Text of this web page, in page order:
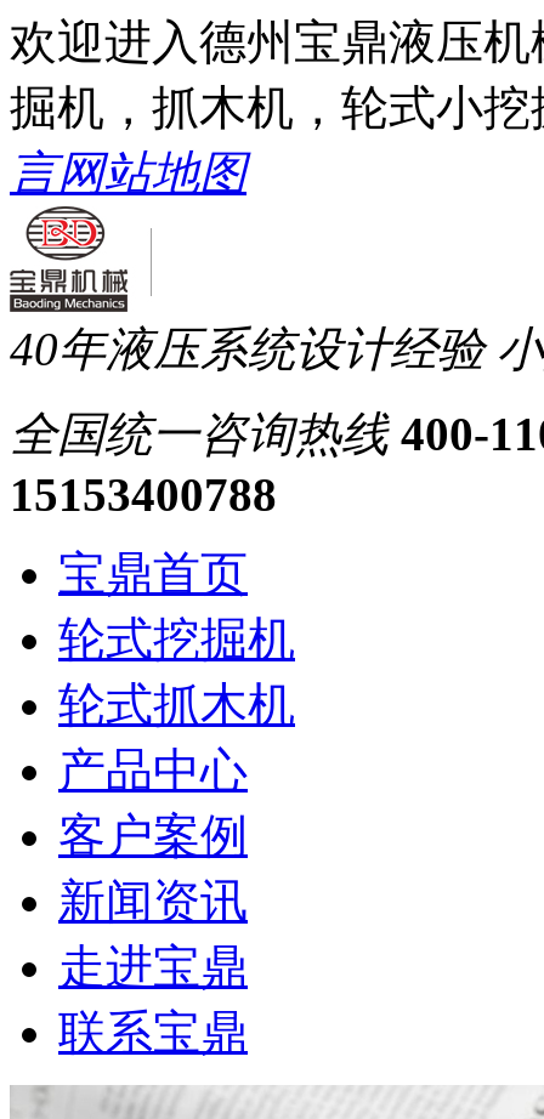
欢迎进入德州宝鼎液压
掘机，抓木机，轮式小
言网站地图
40年液压系统设计经验
全国统一咨询热线 400-
15153400788
宝鼎首页
轮式挖掘机
轮式抓木机
产品中心
客户案例
新闻资讯
走进宝鼎
联系宝鼎